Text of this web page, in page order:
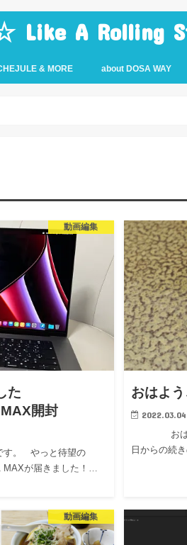
Like A Rolling
& MORE about DOSA WAY
動画編集
た
開封
やっと待望の
MAXが届きました！…
おはよ
2022.03.04
おはよ
日からの続
動画編集